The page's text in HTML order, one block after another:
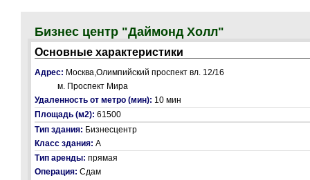
Бизнес центр "Даймонд Холл"
Основные характеристики
Адрес: Москва,Олимпийский проспект вл. 12/16
м. Проспект Мира
Удаленность от метро (мин): 10 мин
Площадь (м2): 61500
Тип здания: Бизнесцентр
Класс здания: А
Тип аренды: прямая
Операция: Сдам